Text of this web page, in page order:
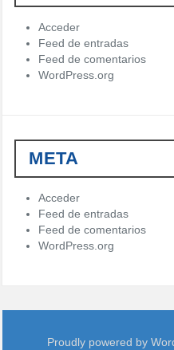
r
a
s
Acceder
Feed de entradas
Feed de comentarios
WordPress.org
META
Acceder
Feed de entradas
Feed de comentarios
WordPress.org
Proudly powered by